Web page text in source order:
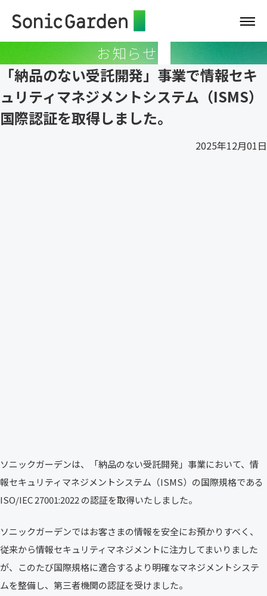
お知らせ
「納品のない受託開発」事業で情報セキ
ュリティマネジメントシステム（ISMS）
国際認証を取得しました。
2025年12月01日
ソニックガーデンは、「納品のない受託開発」事業において、情
報セキュリティマネジメントシステム（ISMS）の国際規格である
ISO/IEC 27001:2022 の認証を取得いたしました。
ソニックガーデンではお客さまの情報を安全にお預かりすべく、
従来から情報セキュリティマネジメントに注力してまいりました
が、このたび国際規格に適合するより明確なマネジメントシステ
ムを整備し、第三者機関の認証を受けました。